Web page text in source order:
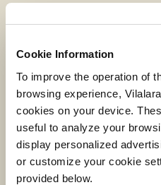
Cookie Information
To improve the operation of
browsing experience,
cookies on your device.
useful to analyze your
display personalized
or customize your cookie
provided below.